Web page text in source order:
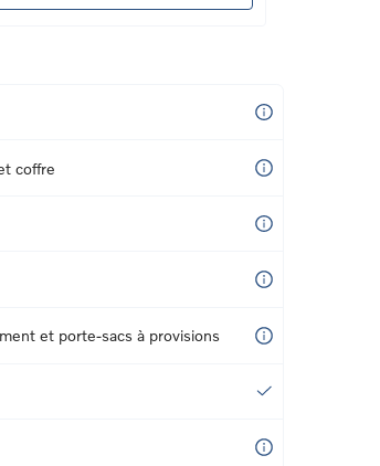
coffre
et porte-sacs à provisions